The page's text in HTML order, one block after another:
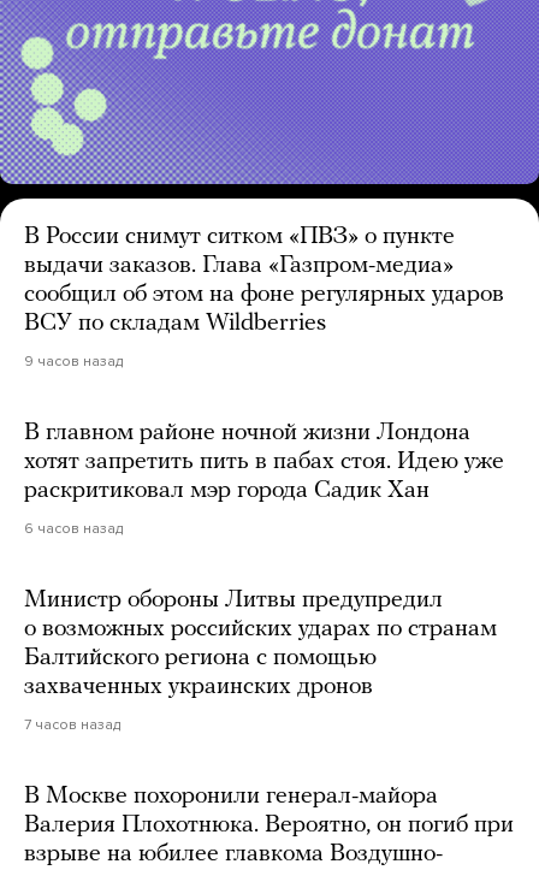
В России снимут ситком «ПВЗ» о пункте
выдачи заказов. Глава «Газпром-медиа»
сообщил об этом на фоне регулярных ударов
ВСУ по складам Wildberries
9 часов назад
В главном районе ночной жизни Лондона
хотят запретить пить в пабах стоя. Идею уже
раскритиковал мэр города Садик Хан
6 часов назад
Министр обороны Литвы предупредил
о возможных российских ударах по странам
Балтийского региона с помощью
захваченных украинских дронов
7 часов назад
В Москве похоронили генерал-майора
Валерия Плохотнюка. Вероятно, он погиб при
взрыве на юбилее главкома Воздушно-